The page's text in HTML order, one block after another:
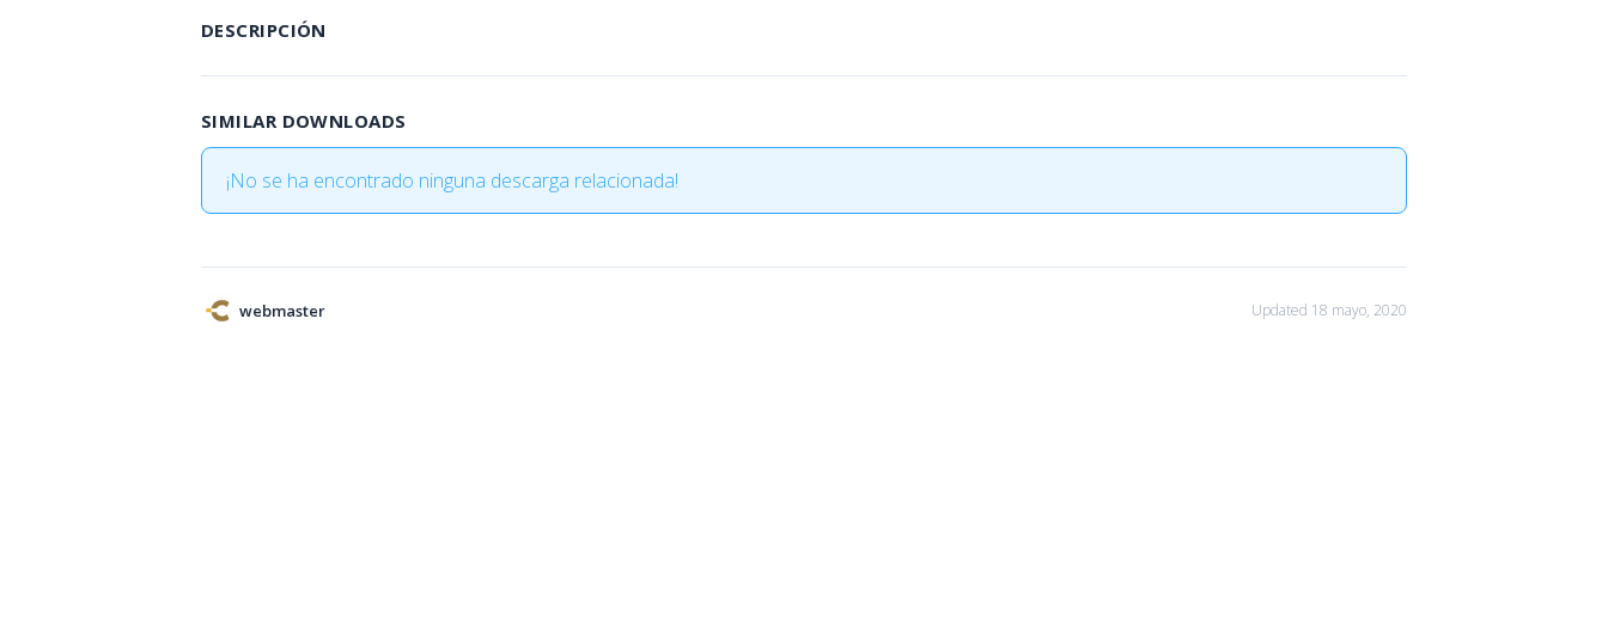
DESCRIPCIÓN
SIMILAR DOWNLOADS
¡No se ha encontrado ninguna descarga relacionada!
webmaster Updated 18 mayo, 2020